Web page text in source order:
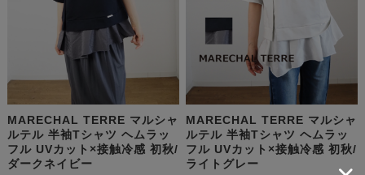
MARECHAL TERRE マルシャ
ルテル 半袖Tシャツ ヘムラッ
フル UVカット×接触冷感 初秋/
ダークネイビー
MARECHAL TERRE マルシャ
ルテル 半袖Tシャツ ヘムラッ
フル UVカット×接触冷感 初秋/
ライトグレー